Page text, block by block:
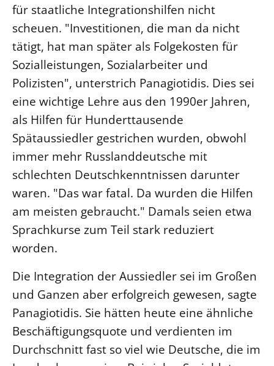
für staatliche Integrationshilfen nicht
scheuen. "Investitionen, die man da nicht
tätigt, hat man später als Folgekosten für
Sozialleistungen, Sozialarbeiter und
Polizisten", unterstrich Panagiotidis. Dies sei
eine wichtige Lehre aus den 1990er Jahren,
als Hilfen für Hunderttausende
Spätaussiedler gestrichen wurden, obwohl
immer mehr Russlanddeutsche mit
schlechten Deutschkenntnissen darunter
waren. "Das war fatal. Da wurden die Hilfen
am meisten gebraucht." Damals seien etwa
Sprachkurse zum Teil stark reduziert
worden.
Die Integration der Aussiedler sei im Großen
und Ganzen aber erfolgreich gewesen, sagte
Panagiotidis. Sie hätten heute eine ähnliche
Beschäftigungsquote und verdienten im
Durchschnitt fast so viel wie Deutsche, die im
BIBLIOTHEK & ARCHIV
SERVICE
Älterwerden im Pfarrberuf
Beteiligungsverfahren
Beschwerdestellen
Ephoralbüro
Finanzplanung
Fundraising
IT-Service
Corporate Design
Interventionsplan
Jahresgespräche
Kirchliches Amtsblatt
Kirchliche Verwaltung
Klimaschutzgesetz
Kunstreferat